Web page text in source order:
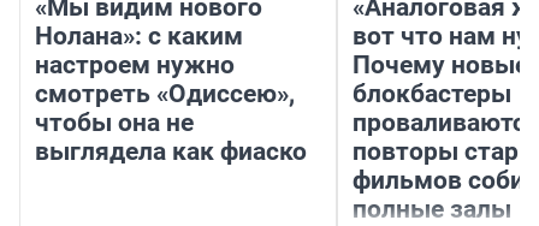
«Мы видим нового
Нолана»: с каким
настроем нужно
смотреть «Одиссею»,
чтобы она не
выглядела как фиаско
«Аналоговая
вот что нам
Почему новые
блокбастеры
повторы
фильмов
полные залы